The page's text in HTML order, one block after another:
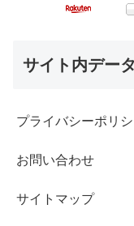
サイト内デー
プライバシーポリ
お問い合わせ
サイトマップ